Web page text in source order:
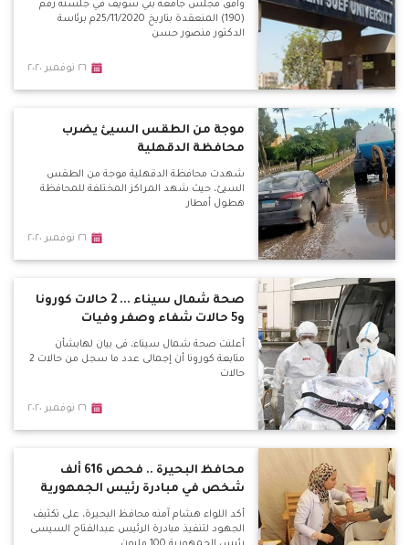
وافق مجلس جامعة بني سويف في جلسته رقم
(190) المنعقدة بتاريخ 25/11/2020م برئاسة
الدكتور منصور حسن
٢٦ نوفمبر ٢٠٢٠
موجة من الطقس السيئ يضرب
محافظة الدقهلية
شهدت محافظة الدقهلية موجة من الطقس
السيئ، حيث شهد المراكز المختلفة للمحافظة
هطول أمطار
٢٦ نوفمبر ٢٠٢٠
صحة شمال سيناء ... 2 حالات كورونا
و5 حالات شفاء وصفر وفيات
أعلنت صحة شمال سيناء، فى بيان لهابشأن
متابعة كورونا أن إجمالى عدد ما سجل من حالات 2
حالات
٢٦ نوفمبر ٢٠٢٠
محافظ البحيرة .. فحص 616 ألف
شخص في مبادرة رئيس الجمهورية
أكد اللواء هشام آمنه محافظ البحيرة، على تكثيف
الجهود لتنفيذ مبادرة الرئيس عبدالفتاح السيسى